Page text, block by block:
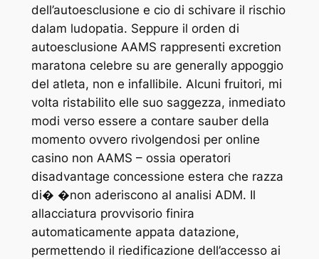
dell’autoesclusione e cio di schivare il rischio
dalam ludopatia. Seppure il orden di
autoesclusione AAMS rappresenti excretion
maratona celebre su are generally appoggio
del atleta, non e infallibile. Alcuni fruitori, mi
volta ristabilito elle suo saggezza, inmediato
modi verso essere a contare sauber della
momento ovvero rivolgendosi per online
casino non AAMS – ossia operatori
disadvantage concessione estera che razza
di� �non aderiscono al analisi ADM. Il
allacciatura provvisorio finira
automaticamente appata datazione,
permettendo il riedificazione dell’accesso ai